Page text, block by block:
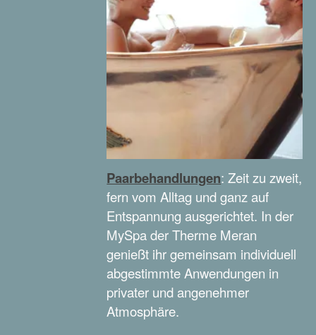
Paarbehandlungen: Zeit zu zweit,
fern vom Alltag und ganz auf
Entspannung ausgerichtet. In der
MySpa der Therme Meran
genießt ihr gemeinsam individuell
abgestimmte Anwendungen in
privater und angenehmer
Atmosphäre.